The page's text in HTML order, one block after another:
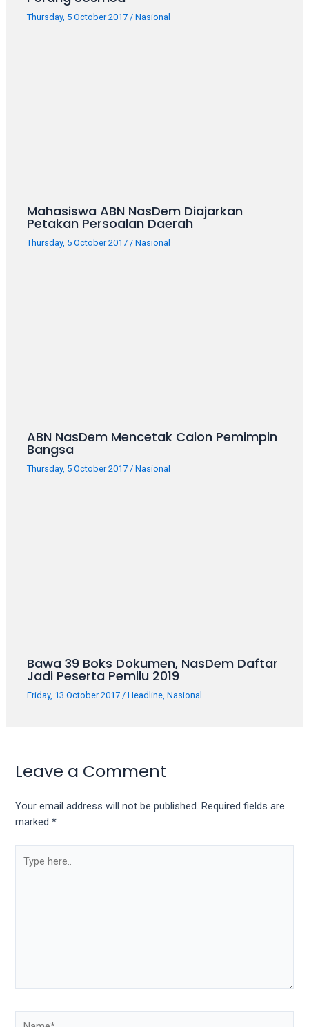
videos
completely
Thursday, 5 October 2017 /Nasional
Mahasiswa ABN NasDem Diajarkan
Petakan Persoalan Daerah
Thursday, 5 October 2017/Nasional
ABN NasDem Mencetak Calon Pemimpin
Bangsa
Thursday, 5 October 2017/Nasional
Bawa 39 Boks Dokumen, NasDem Daftar
Jadi Peserta Pemilu 2019
Friday, 13 October 2017 /Headline ,Nasional
Leave a Comment
Your email address will not be published. Required fields are
marked*